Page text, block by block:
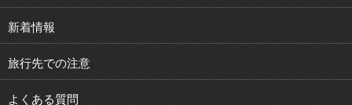
新着情報
旅行先での注意
よくある質問